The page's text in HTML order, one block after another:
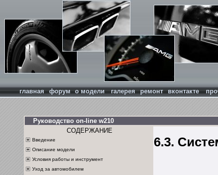
главная форум о модели галерея ремонт вконтакте
Руководство on-line w210
СОДЕРЖАНИЕ
Введение
Описание модели
Условия работы и инструмент
Уход за автомобилем
6.3.